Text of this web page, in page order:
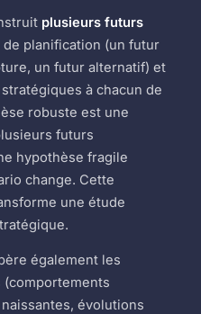
plusieurs futurs
planification (un futur
un futur alternatif) et
à chacun de
robuste est une
futurs
hypothèse fragile
change. Cette
une étude
également les
évolutions